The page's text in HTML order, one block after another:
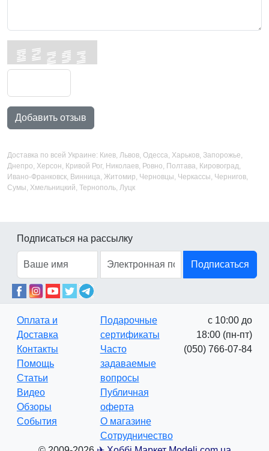
Добавить отзыв
Доставка по всей Украине: Киев, Львов, Одесса, Харьков, Запорожье,
Днепро, Херсон, Кривой Рог, Николаев, Ровно, Полтава, Кировоград,
Ивано-Франковск, Винница, Житомир, Черновцы, Черкассы, Чернигов,
Сумы, Хмельницкий, Тернополь, Луцк
Подписаться на рассылку
Подписаться
Оплата и
Доставка
Контакты
Помощь
Статьи
Видео
Обзоры
События
Подарочные
сертификаты
Часто
задаваемые
вопросы
Публичная
оферта
О магазине
Сотрудничество
с 10:00 до
18:00 (пн-пт)
(050) 766-07-84